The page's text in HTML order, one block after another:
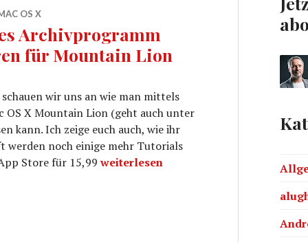
OS X
Archivprogramm
für Mountain Lion
wir uns an wie man mittels
OS X Mountain Lion (geht auch unter
kann. Ich zeige euch auch, wie ihr
werden noch einige mehr Tutorials
Store für 15,99CoreServices Archivprogramm
weiterlesen